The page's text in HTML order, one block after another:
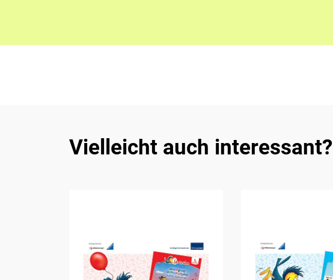
Vielleicht auch interessant?